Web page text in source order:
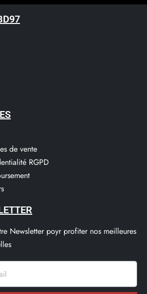
de vente
RGPD
Newsletter poyr profiter nos meilleures